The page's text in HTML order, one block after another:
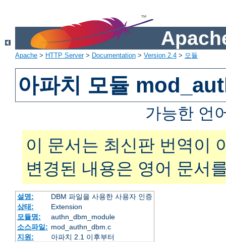
Apache > HTTP Server> Documentation > Version 2.4 > 모듈
아파치 모듈
가능한 언
이 문서는 최신판 번역이
변경된 내용은 영어 문서
설명:
DBM 파일을 사용한 사용자 인증
상태:
Extension
모듈명:
authn_dbm_module
소스파일: mod_authn_dbm.c
지원:
아파치 2.1 이후부터